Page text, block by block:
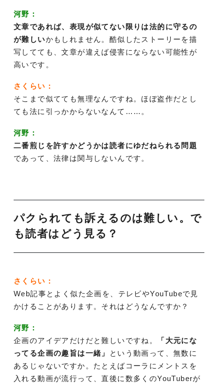
河野：
文章であれば、表現が似てない限りは法的に守るの
が難しいかもしれません。酷似したストーリーを描
写してても、文章が違えば侵害にならない可能性が
高いです。
さくらい：
そこまで似てても無理なんですね。ほぼ盗作だとし
ても法に引っかからないなんて……。
河野：
二番煎じを許すかどうかは読者にゆだねられる問題
であって、法律は関与しないんです。
パクられても訴えるのは難しい。で
も読者はどう見る？
さくらい：
Web記事とよく似た企画を、テレビやYouTubeで見
かけることがあります。それはどうなんですか？
河野：
企画のアイデアだけだと難しいですね。
「大元にな
ってる企画の趣旨は一緒」
という動画って、無数に
あるじゃないですか。たとえばコーラにメントスを
入れる動画が流行って、直後に数多くのYouTuberが